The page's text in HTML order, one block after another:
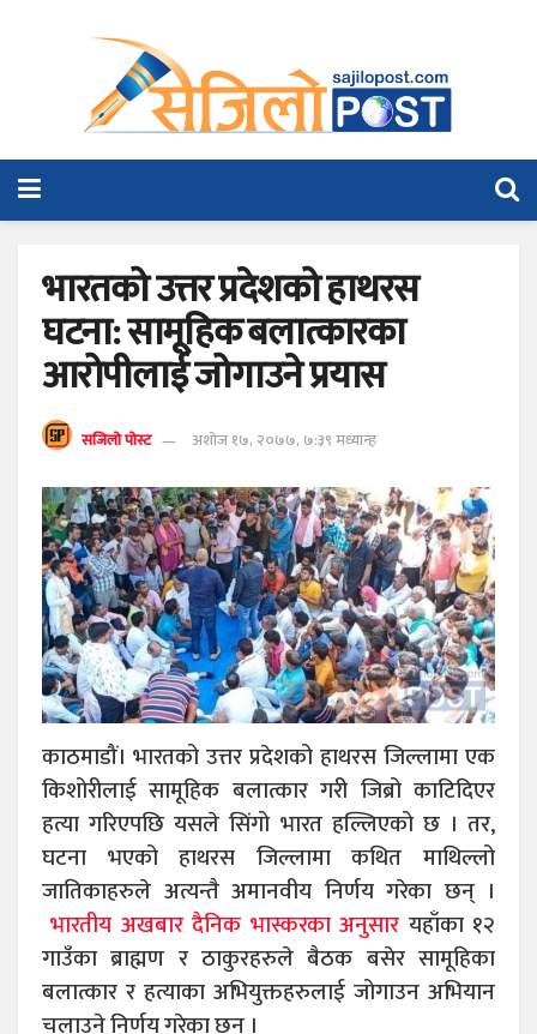
भारतको उत्तर प्रदेशको हाथरस
घटना: सामूहिक बलात्कारका
आरोपीलाई जोगाउने प्रयास
सजिलो पोस्ट अशोज १७, २०७७, ७:३९ मध्यान्ह
काठमाडौं। भारतको उत्तर प्रदेशको हाथरस जिल्लामा एक
किशोरीलाई सामूहिक बलात्कार गरी जिब्रो काटिदिएर
हत्या गरिएपछि यसले सिंगो भारत हल्लिएको छ । तर,
घटना भएको हाथरस जिल्लामा कथित माथिल्लो
जातिकाहरुले अत्यन्तै अमानवीय निर्णय गरेका छन् ।
भारतीय अखबार दैनिक भास्करका अनुसार यहाँका १२
गाउँका ब्राह्मण र ठाकुरहरुले बैठक बसेर सामूहिका
बलात्कार र हत्याका अभियुक्तहरुलाई जोगाउन अभियान